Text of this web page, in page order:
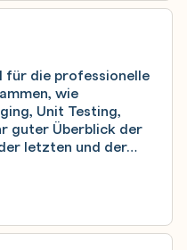
für die professionelle
wie
Unit Testing,
guter Überblick der
letzten und der…